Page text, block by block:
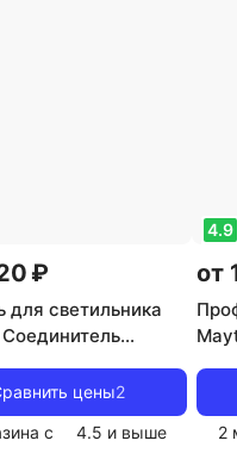
₽
для светильника
цены2
с
4.5 и выше
4.9
от
2